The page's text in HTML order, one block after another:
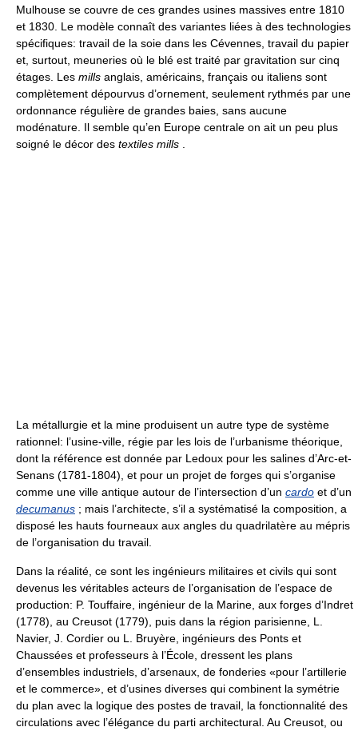
Mulhouse se couvre de ces grandes usines massives entre 1810
et 1830. Le modèle connaît des variantes liées à des technologies
spécifiques: travail de la soie dans les Cévennes, travail du papier
et, surtout, meuneries où le blé est traité par gravitation sur cinq
étages. Les mills anglais, américains, français ou italiens sont
complètement dépourvus d’ornement, seulement rythmés par une
ordonnance régulière de grandes baies, sans aucune
modénature. Il semble qu’en Europe centrale on ait un peu plus
soigné le décor des textiles mills
La métallurgie et la mine produisent un autre type de système
rationnel: l’usine-ville, régie par les lois de l’urbanisme théorique,
dont la référence est donnée par Ledoux pour les salines d’Arc-et-
Senans (1781-1804), et pour un projet de forges qui s’organise
comme une ville antique autour de l’intersection d’un cardo et d’un
decumanus ; mais l’architecte, s’il a systématisé la composition, a
disposé les hauts fourneaux aux angles du quadrilatère au mépris
de l’organisation du travail.
Dans la réalité, ce sont les ingénieurs militaires et civils qui sont
devenus les véritables acteurs de l’organisation de l’espace de
production: P. Touffaire, ingénieur de la Marine, aux forges d’Indret
(1778), au Creusot (1779), puis dans la région parisienne, L.
Navier, J. Cordier ou L. Bruyère, ingénieurs des Ponts et
Chaussées et professeurs à l’École, dressent les plans
d’ensembles industriels, d’arsenaux, de fonderies «pour l’artillerie
et le commerce», et d’usines diverses qui combinent la symétrie
du plan avec la logique des postes de travail, la fonctionnalité des
circulations avec l’élégance du parti architectural. Au Creusot, ou